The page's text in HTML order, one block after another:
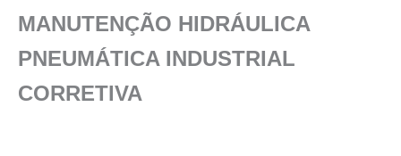
MANUTENÇÃO HIDRÁULICA
PNEUMÁTICA INDUSTRIAL
CORRETIVA